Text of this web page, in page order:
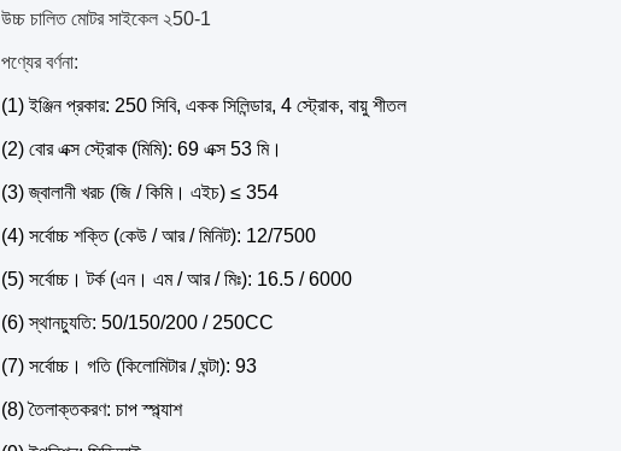
উচ্চ চালিত মোটর সাইকেল ২50-1
পণ্যের বর্ণনা:
(1) ইঞ্জিন প্রকার: 250 সিবি, একক সিলিন্ডার, 4 স্ট্রোক, বায়ু শীতল
(2) বোর এক্স স্ট্রোক (মিমি): 69 এক্স 53 মি।
(3) জ্বালানী খরচ (জি / কিমি। এইচ) ≤ 354
(4) সর্বোচ্চ শক্তি (কেউ / আর / মিনিট): 12/7500
(5) সর্বোচ্চ। টর্ক (এন। এম / আর / মিঃ): 16.5 / 6000
(6) স্থানচ্যুতি: 50/150/200 / 250CC
(7) সর্বোচ্চ। গতি (কিলোমিটার / ঘন্টা): 93
(8) তৈলাক্তকরণ: চাপ স্প্ল্যাশ